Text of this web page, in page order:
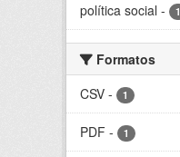
política social - 1
Formatos
CSV - 1
PDF - 1